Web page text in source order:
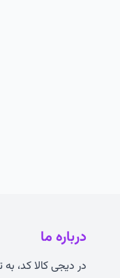
درباره ما
در دیجی کالا کد،